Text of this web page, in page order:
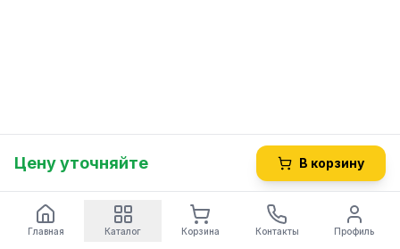
Цену уточняйте В корзину
Главная Каталог Корзина Контакты Профиль